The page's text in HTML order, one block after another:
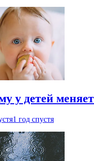
у детей
1 год спустя